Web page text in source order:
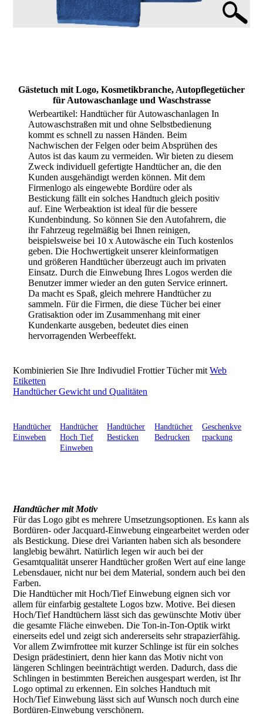
Gästetuch mit Logo, Kosmetikbranche, Autopflegetücher
für Autowaschanlage und Waschstrasse
Werbeartikel: Handtücher für Autowaschanlagen In
Autowaschstraßen mit und ohne Selbstbedienung
kommt es schnell zu nassen Händen. Beim
Nachwischen der Felgen oder beim Absprühen des
Autos ist das kaum zu vermeiden. Wir bieten zu diesem
Zweck individuell gefertigte Handtücher an, die den
Kunden ausgehändigt werden können. Mit dem
Firmenlogo als eingewebte Bordüre oder als
Bestickung fällt ein solches Handtuch gleich positiv
auf. Eine Werbeaktion ist ideal für die bessere
Kundenbindung. So können Sie den Autofahrern, die
ihr Fahrzeug regelmäßig bei Ihnen reinigen,
beispielsweise bei 10 x Autowäsche ein Tuch kostenlos
geben. Die Hochwertigkeit unserer kleinformatigen
und größeren Handtücher überzeugt auch im privaten
Einsatz. Durch die Einwebung Ihres Logos werden die
Benutzer immer wieder an den guten Service erinnert.
Da macht es Spaß, gleich mehrere Handtücher zu
sammeln. Für die Firmen, die diese Tücher bei einer
Gratisaktion oder im Zusammenhang mit einer
Kundenkarte ausgeben, bedeutet dies einen
hervorragenden Werbeeffekt.
Kombinierien Sie Ihre Indivudiel Frottier Tücher mit Web
Etiketten
Handtücher Gewicht und Qualitäten
Handtücher
Einweben
Handtücher
Hoch Tief
Einweben
Handtücher
Besticken
Handtücher
Bedrucken
Geschenkve
rpackung
Handtücher mit Motiv
Für das Logo gibt es mehrere Umsetzungsoptionen. Es kann als
Bordüren- oder Jacquard-Einwebung eingearbeitet werden oder
als Bestickung. Diese drei Varianten haben sich als besondere
langlebig bewährt. Natürlich legen wir auch bei der
Gesamtqualität unserer Handtücher großen Wert auf eine lange
Lebensdauer, nicht nur bei dem Material, sondern auch bei den
Farben.
Die Handtücher mit Hoch/Tief Einwebung eignen sich vor
allem für einfarbig gestaltete Logos bzw. Motive. Bei diesen
Hoch/Tief Handtüchern lässt sich das gewünschte Motiv über
die gesamte Fläche einweben. Die Ton-in-Ton-Optik wirkt
einerseits edel und zeigt sich andererseits sehr strapazierfähig.
Vor allem Zwirnfrottee mit kurzer Schlinge ist für ein solches
Design prädestiniert, denn hier kann das Motiv nicht von
längeren Schlingen beeinträchtigt werden. Dadurch, dass die
Schlingen in bestimmten Bereichen ausgespart werden, ist Ihr
Logo optimal zu erkennen. Ein solches Handtuch mit
Hoch/Tief Einwebung lässt sich auf Wunsch noch durch eine
Bordüren-Einwebung verschönern.